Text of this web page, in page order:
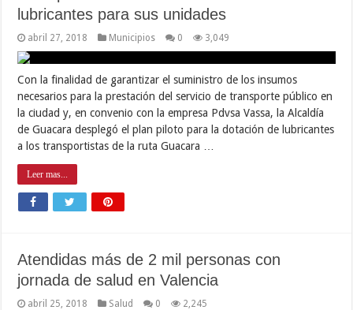
lubricantes para sus unidades
abril 27, 2018 Municipios 0 3,049
Con la finalidad de garantizar el suministro de los insumos
necesarios para la prestación del servicio de transporte público en
la ciudad y, en convenio con la empresa Pdvsa Vassa, la Alcaldía
de Guacara desplegó el plan piloto para la dotación de lubricantes
a los transportistas de la ruta Guacara …
Leer mas...
Atendidas más de 2 mil personas con
jornada de salud en Valencia
abril 25, 2018 Salud 0 2,245